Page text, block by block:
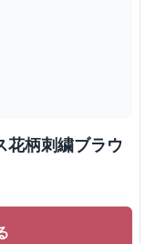
花柄刺繍ブラウ